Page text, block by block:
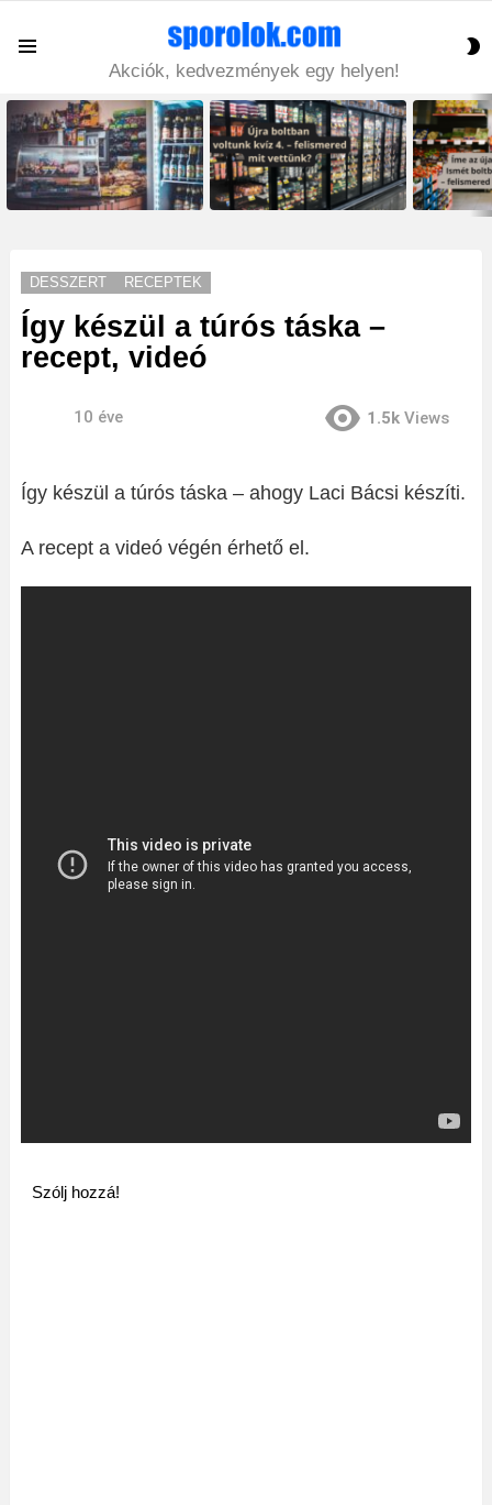
Akciók, kedvezmények egy helyen!
LATEST
STORIES
DESSZERT RECEPTEK
Így készül a túrós táska –
recept, videó
10 éve 1.5k Views
Így készül a túrós táska – ahogy Laci Bácsi készíti.
A recept a videó végén érhető el.
Szólj hozzá!